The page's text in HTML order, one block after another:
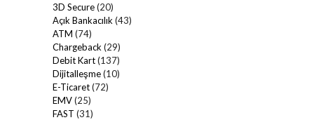
3D Secure(20)
Açık Bankacılık (43)
ATM (74)
Chargeback (29)
Debit Kart(137)
Dijitalleşme(10)
E-Ticaret(72)
EMV(25)
FAST (31)